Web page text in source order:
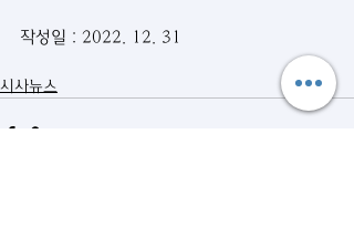
작성일 : 2022. 12. 31
시사뉴스